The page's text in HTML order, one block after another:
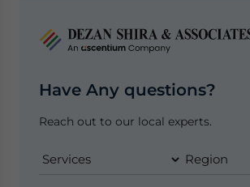
Have Any questions?
Reach out to our local experts.